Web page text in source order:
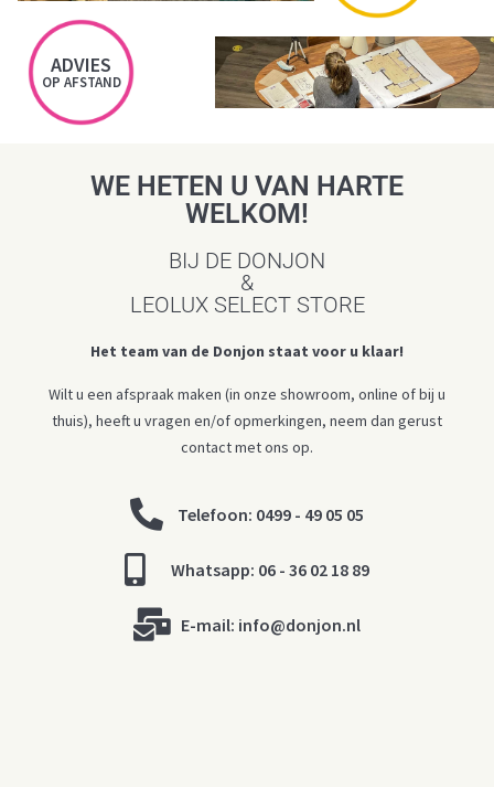
ADVIES
OP AFSTAND
WE HETEN U VAN HARTE
WELKOM!
BIJ DE DONJON
&
LEOLUX SELECT STORE
Het team van de Donjon staat voor u klaar!
Wilt u een afspraak maken (in onze showroom, online of bij u
thuis), heeft u vragen en/of opmerkingen, neem dan gerust
contact met ons op.
Telefoon: 0499 - 49 05 05
Whatsapp: 06 - 36 02 18 89
E-mail: info@donjon.nl